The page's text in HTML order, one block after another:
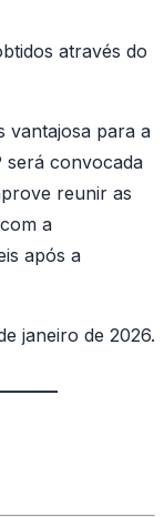
através do
vantajosa para a
será convocada
reunir as
a
após a
janeiro de 2026.